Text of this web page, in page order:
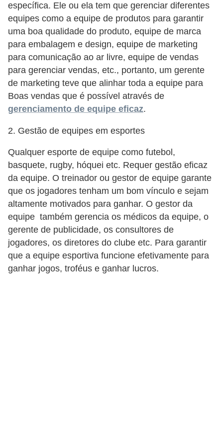
específica. Ele ou ela tem que gerenciar diferentes
equipes como a equipe de produtos para garantir
uma boa qualidade do produto, equipe de marca
para embalagem e design, equipe de marketing
para comunicação ao ar livre, equipe de vendas
para gerenciar vendas, etc., portanto, um gerente
de marketing teve que alinhar toda a equipe para
Boas vendas que é possível através de
gerenciamento de equipe eficaz.
2. Gestão de equipes em esportes
Qualquer esporte de equipe como futebol,
basquete, rugby, hóquei etc. Requer gestão eficaz
da equipe. O treinador ou gestor de equipe garante
que os jogadores tenham um bom vínculo e sejam
altamente motivados para ganhar. O gestor da
equipe também gerencia os médicos da equipe, o
gerente de publicidade, os consultores de
jogadores, os diretores do clube etc. Para garantir
que a equipe esportiva funcione efetivamente para
ganhar jogos, troféus e ganhar lucros.
o